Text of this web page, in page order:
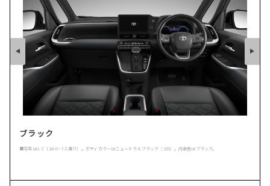
ブラック
■写真はS-Z（2WD・7人乗り）。ボディカラーはニュートラルブラック〈229〉。内装色はブラック。